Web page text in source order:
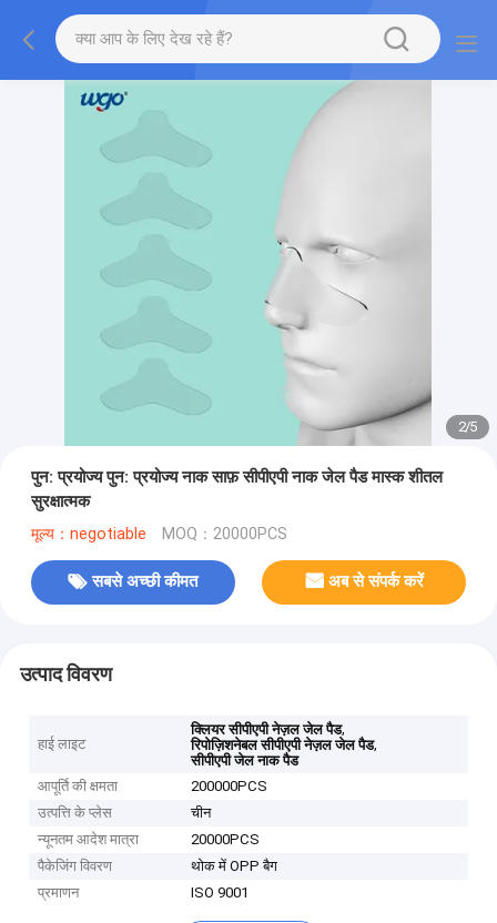
2/5
पुन: प्रयोज्य पुन: प्रयोज्य नाक साफ़ सीपीएपी नाक जेल पैड मास्क शीतल
सुरक्षात्मक
मूल्य：negotiable MOQ：20000PCS
सबसे अच्छी कीमत अब से संपर्क करें
उत्पाद विवरण
हाई लाइट
क्लियर सीपीएपी नेज़ल जेल पैड,
रिपोज़िशनेबल सीपीएपी नेज़ल जेल पैड,
सीपीएपी जेल नाक पैड
आपूर्ति की क्षमता
200000PCS
उत्पत्ति के प्लेस
चीन
न्यूनतम आदेश मात्रा
20000PCS
पैकेजिंग विवरण
थोक में OPP बैग
प्रमाणन
ISO 9001